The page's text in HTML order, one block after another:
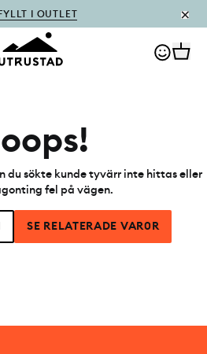
I OUTLET
du sökte kunde tyvärr inte hittas eller
fel på vägen.
SE RELATERADE VAR0R